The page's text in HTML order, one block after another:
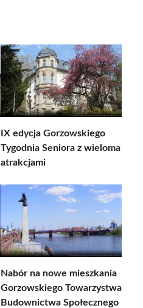
IX edycja Gorzowskiego
Tygodnia Seniora z wieloma
atrakcjami
Nabór na nowe mieszkania
Gorzowskiego Towarzystwa
Budownictwa Społecznego